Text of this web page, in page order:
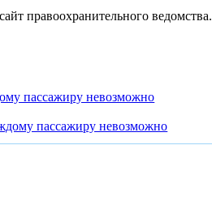
правоохранительного ведомства.
пассажиру невозможно